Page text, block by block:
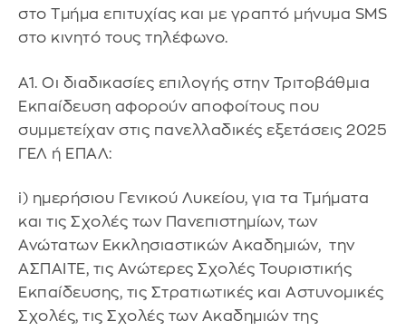
στο Τμήμα επιτυχίας και με γραπτό μήνυμα SMS
στο κινητό τους τηλέφωνο.
Α1. Οι διαδικασίες επιλογής στην Τριτοβάθμια
Εκπαίδευση αφορούν αποφοίτους που
συμμετείχαν στις πανελλαδικές εξετάσεις 2025
ΓΕΛ ή ΕΠΑΛ:
i) ημερήσιου Γενικού Λυκείου, για τα Τμήματα
και τις Σχολές των Πανεπιστημίων, των
Ανώτατων Εκκλησιαστικών Ακαδημιών, την
ΑΣΠΑΙΤΕ, τις Ανώτερες Σχολές Τουριστικής
Εκπαίδευσης, τις Στρατιωτικές και Αστυνομικές
Σχολές, τις Σχολές των Ακαδημιών της